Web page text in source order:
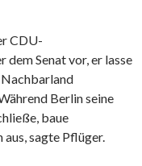
CDU-
Senat vor, er lasse
Berlin seine
baue
sagte Pflüger.